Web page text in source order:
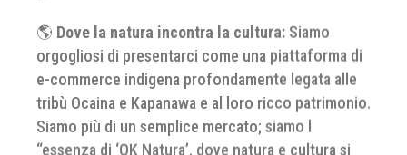
🌎 Dove la natura incontra la cultura: Siamo
orgogliosi di presentarci come una piattaforma di
e-commerce indigena profondamente legata alle
tribù Ocaina e Kapanawa e al loro ricco patrimonio.
Siamo più di un semplice mercato; siamo l
“essenza di ‘OK Natura’, dove natura e cultura si